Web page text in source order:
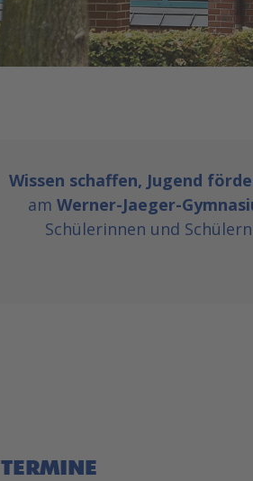
Wissen schaffen, Jugend
am Werner-Jaeger-
Schülerinnen und
TERMINE